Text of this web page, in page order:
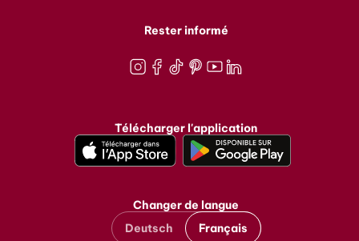
Rester informé
Télécharger l'application
Changer de langue
Deutsch
Français